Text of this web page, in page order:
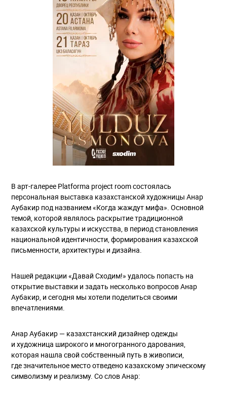
В арт-галерее Platforma project room cостоялась
персональная выставка казахстанской художницы Анар
Аубакир под названием «Когда жаждут мифа». Основной
темой, которой являлось раскрытие традиционной
казахской культуры и искусства, в период становления
национальной идентичности, формирования казахской
письменности, архитектуры и дизайна.
Нашей редакции «Давай Сходим!» удалось попасть на
открытие выставки и задать несколько вопросов Анар
Аубакир, и сегодня мы хотели поделиться своими
впечатлениями.
Анар Аубакир — казахстанский дизайнер одежды
и художница широкого и многогранного дарования,
которая нашла свой собственный путь в живописи,
где значительное место отведено казахскому эпическому
символизму и реализму. Со слов Анар: